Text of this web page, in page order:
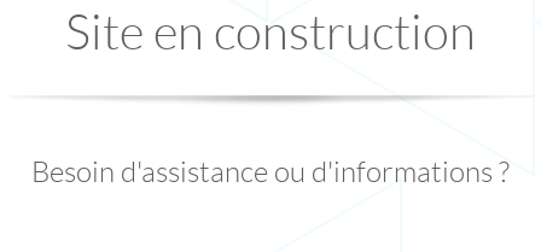
Site en construction
Besoin d'assistance ou d'informations ?